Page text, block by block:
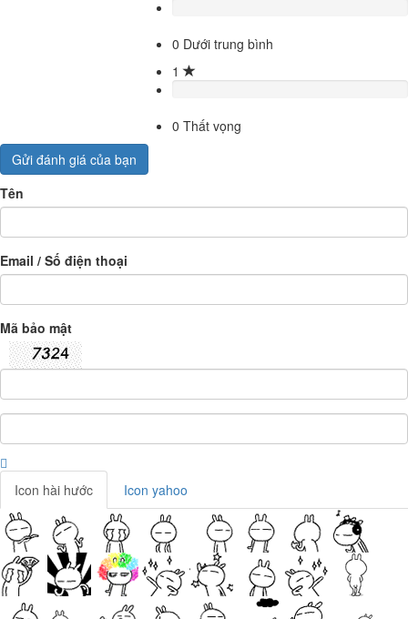
0 Dưới trung bình
1
0 Thất vọng
Gửi đánh giá của bạn
Tên
Email / Số điện thoại
Mã bảo mật
Icon hài hước Icon yahoo